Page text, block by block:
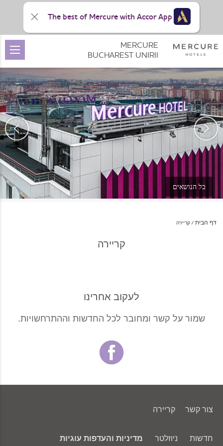
כל הנושאים
דף הבית קריירה
קריירה
לעקוב אחרינו
שמור על קשר ומחובר לכל החדשות וההתרחשויות.
צור קשר קריירה
חדשות ניוזלטר מדיניות והעדפות עוגיות
MERCURE
BUCHAREST UNIRII
The best of Mercure with Accor App